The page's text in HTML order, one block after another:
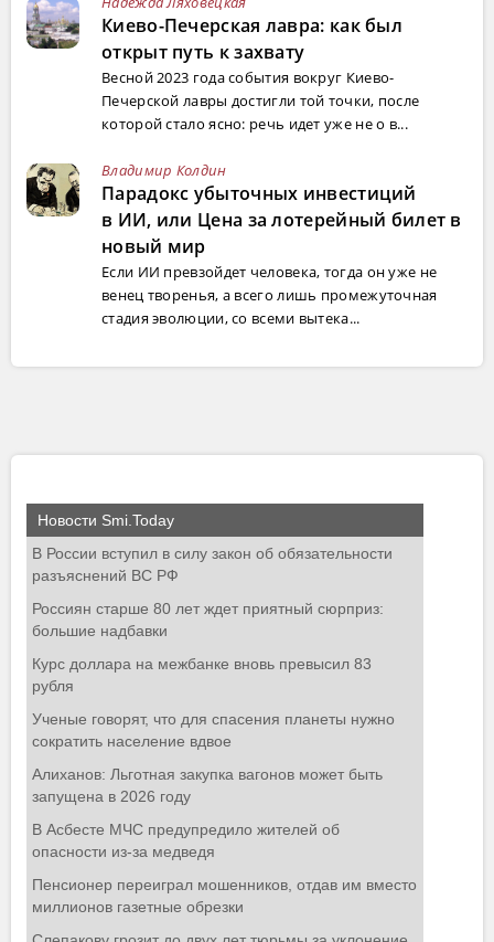
Киево-Печерская лавра: как был
открыт путь к захвату
Весной 2023 года события вокруг Киево-
Печерской лавры достигли той точки, после
которой стало ясно: речь идет уже не о в...
Владимир Колдин
Парадокс убыточных инвестиций
в ИИ, или Цена за лотерейный билет в
новый мир
Если ИИ превзойдет человека, тогда он уже не
венец творенья, а всего лишь промежуточная
стадия эволюции, со всеми вытека...